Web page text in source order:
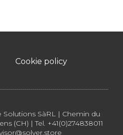
Cookie policy
Solutions SàRL | Chemin du
(CH) | Tel. +41(0)274838011